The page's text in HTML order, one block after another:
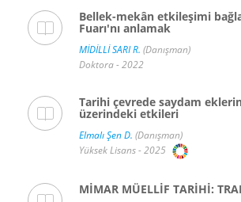
Bellek-mekân etkileşimi
Fuarı'nı anlamak
MİDİLLİ SARI R. (Danışman)
Doktora - 2022
Tarihi çevrede saydam
üzerindeki etkileri
Elmalı Şen D. (Danışman)
Yüksek Lisans - 2025
MİMAR MÜELLİF TARİHİ: